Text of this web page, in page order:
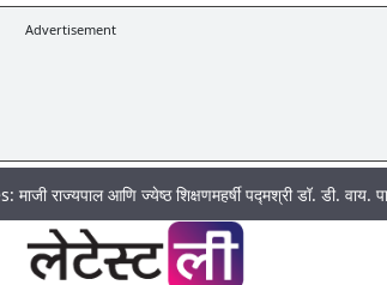
Advertisement
आणि ज्येष्ठ शिक्षणमहर्षी पद्मश्री डॉ. डी. वाय. पाटील यांचे